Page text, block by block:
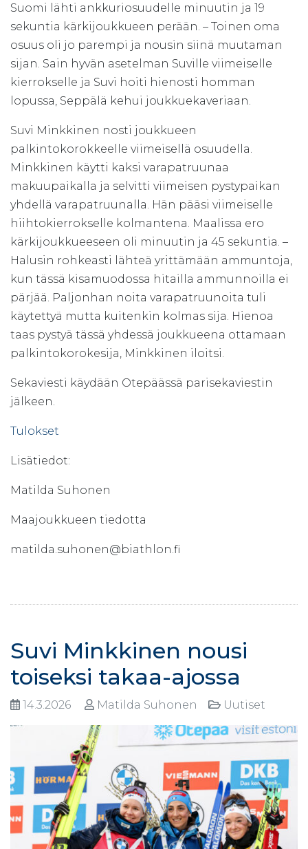
Suomi lähti ankkuriosuudelle minuutin ja 19
sekuntia kärkijoukkueen perään. – Toinen oma
osuus oli jo parempi ja nousin siinä muutaman
sijan. Sain hyvän asetelman Suville viimeiselle
kierrokselle ja Suvi hoiti hienosti homman
lopussa, Seppälä kehui joukkuekaveriaan.
Suvi Minkkinen nosti joukkueen
palkintokorokkeelle viimeisellä osuudella.
Minkkinen käytti kaksi varapatruunaa
makuupaikalla ja selvitti viimeisen pystypaikan
yhdellä varapatruunalla. Hän pääsi viimeiselle
hiihtokierrokselle kolmantena. Maalissa ero
kärkijoukkueeseen oli minuutin ja 45 sekuntia. –
Halusin rohkeasti lähteä yrittämään ammuntoja,
kun tässä kisamuodossa hitailla ammunnoilla ei
pärjää. Paljonhan noita varapatruunoita tuli
käytettyä mutta kuitenkin kolmas sija. Hienoa
taas pystyä tässä yhdessä joukkueena ottamaan
palkintokorokesija, Minkkinen iloitsi.
Sekaviesti käydään Otepäässä parisekaviestin
jälkeen.
Tulokset
Lisätiedot:
Matilda Suhonen
Maajoukkueen tiedotta
matilda.suhonen@biathlon.fi
Suvi Minkkinen nousi
toiseksi takaa-ajossa
14.3.2026 Matilda Suhonen Uutiset